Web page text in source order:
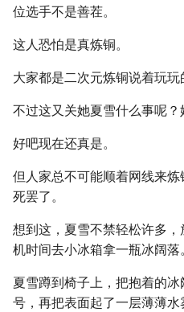
位选手不是善茬。
这人恐怕是真炼铜。
大家都是二次元炼铜说着玩
不过这又关她夏雪什么事呢？
好吧现在还真是。
但人家总不可能顺着网线来
死罢了。
想到这，夏雪不禁轻松许多
机时间去小冰箱拿一瓶冰阔落
夏雪蹲到椅子上，把抱着的
号，再把表面起了一层薄薄